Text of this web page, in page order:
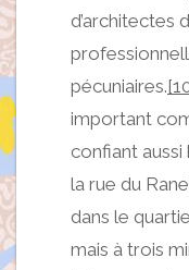
d’architectes
pécuniaires.
important
confiant
la rue du
dans le
mais à trois